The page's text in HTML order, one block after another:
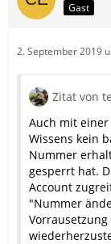
Gast
2. September 2019
Zitat von
Auch mit
Wissens kein
Nummer
gesperrt hat.
Account
"Nummer